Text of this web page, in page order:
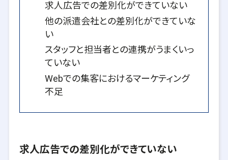
求人広告での差別化ができていない
他の派遣会社との差別化ができていな
い
スタッフと担当者との連携がうまくいっ
ていない
Webでの集客におけるマーケティング
不足
求人広告での差別化ができていない